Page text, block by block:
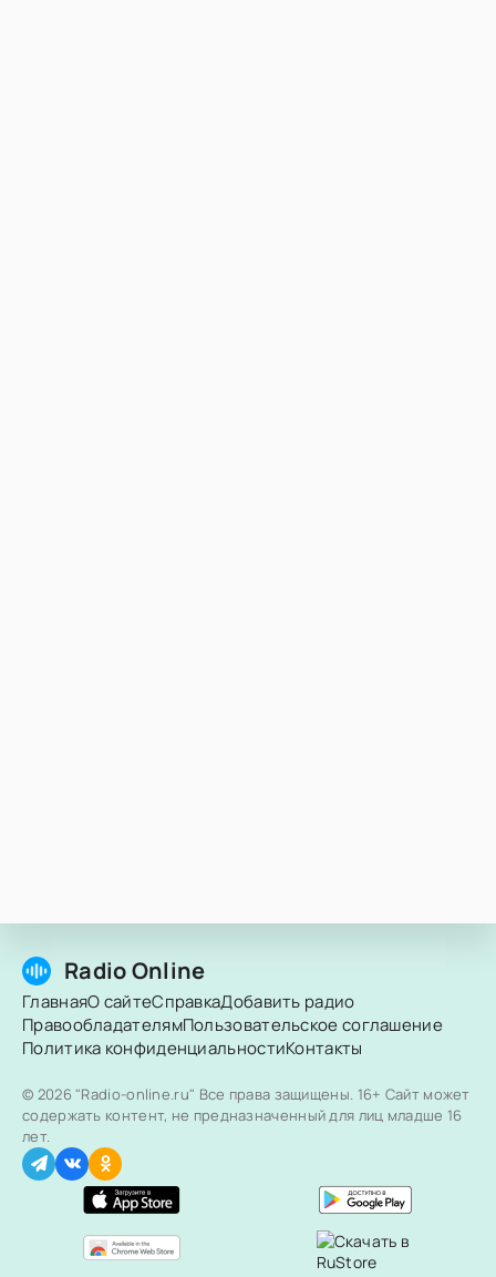
Radio Online
ГлавнаяО сайтеСправкаДобавить радио
ПравообладателямПользовательское соглашение
Политика конфиденциальностиКонтакты
© 2026 "Radio-online.ru" Все права защищены. 16+ Сайт может
содержать контент, не предназначенный для лиц младше 16
лет.